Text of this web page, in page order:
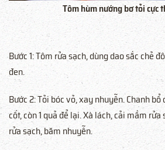
Tôm hùm nướng bơ tỏi cực
Bước 1: Tôm rửa sạch, dùng dao sắc chẻ
đen.
Bước 2: Tỏi bóc vỏ, xay nhuyễn. Chanh
cốt, còn 1 quả để lại. Xà lách, cải mầm
rửa sạch, băm nhuyễn.